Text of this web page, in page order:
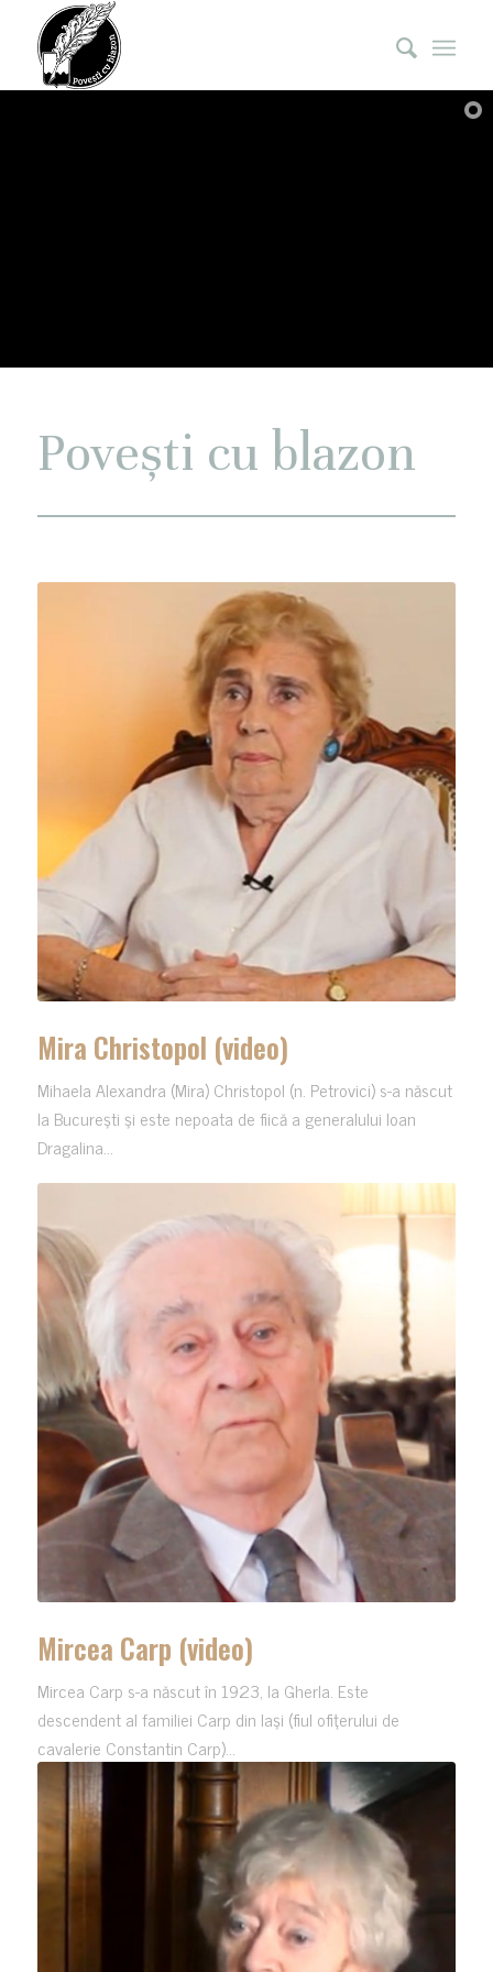
Povești cu blazon
Mira Christopol (video)
Mihaela Alexandra (Mira) Christopol (n. Petrovici) s-a născut
la Bucureşti şi este nepoata de fiică a generalului Ioan
Dragalina...
Mircea Carp (video)
Mircea Carp s-a născut în 1923, la Gherla. Este
descendent al familiei Carp din Iaşi (fiul ofiţerului de
cavalerie Constantin Carp)...